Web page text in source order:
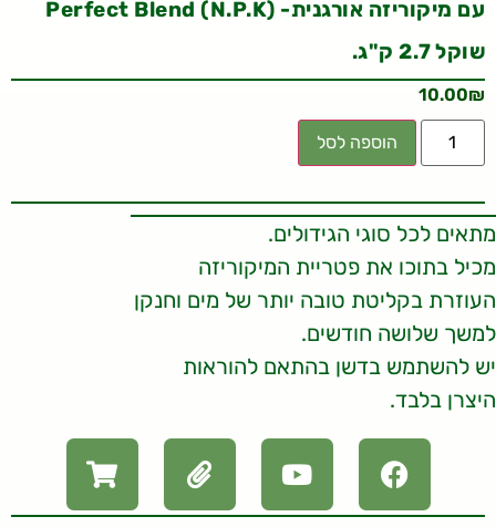
עם מיקוריזה אורגנית- Perfect Blend (N.P.K)
שוקל 2.7 ק"ג.
10.00₪
הוספה לסל
מתאים לכל סוגי הגידולים.
מכיל בתוכו את פטריית המיקוריזה
העוזרת בקליטת טובה יותר של מים וחנקן
למשך שלושה חודשים.
יש להשתמש בדשן בהתאם להוראות
היצרן בלבד.